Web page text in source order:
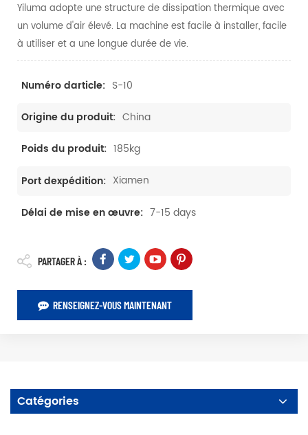
Yiluma adopte une structure de dissipation thermique avec
un volume d'air élevé. La machine est facile à installer, facile
à utiliser et a une longue durée de vie.
Numéro darticle: S-10
Origine du produit: China
Poids du produit: 185kg
Port dexpédition: Xiamen
Délai de mise en œuvre: 7-15 days
PARTAGER À :
RENSEIGNEZ-VOUS MAINTENANT
Catégories